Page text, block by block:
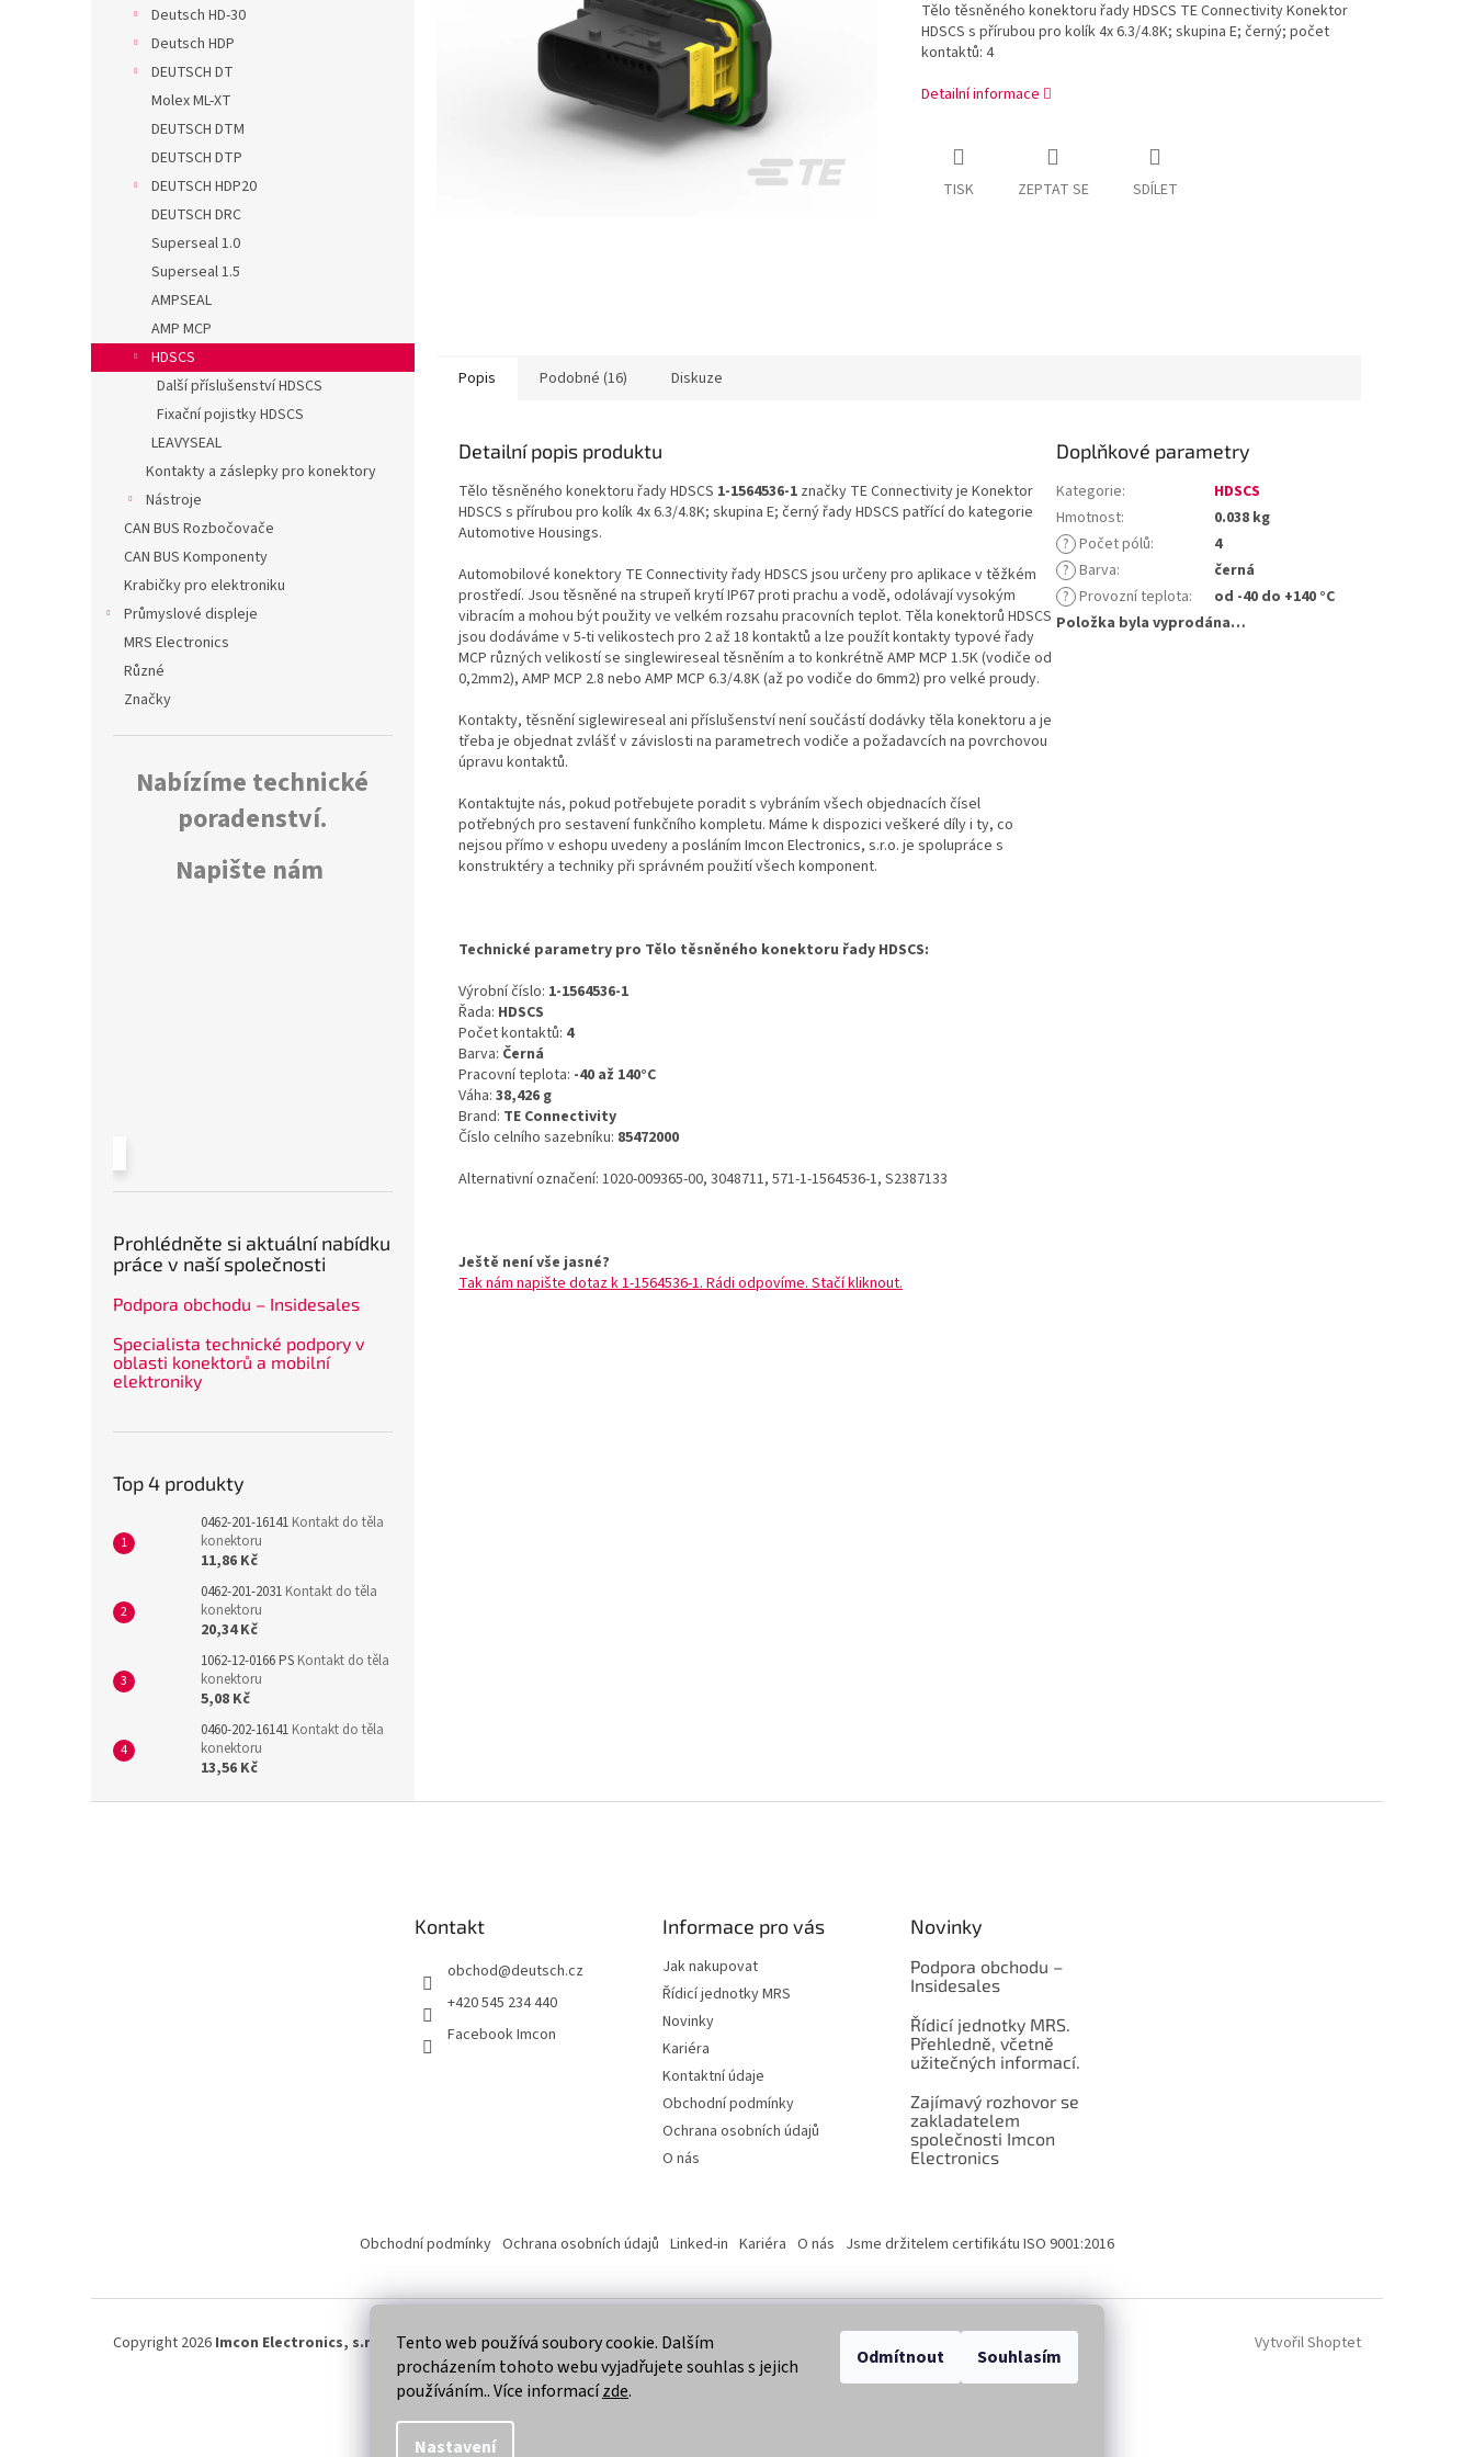
Tento web používá soubory cookie. Dalším
procházením tohoto webu vyjadřujete souhlas s jejich
používáním.. Více informacízde.
Nastavení
Odmítnout Souhlasím
Deutsch HD-30
Deutsch HDP
DEUTSCH DT
Molex ML-XT
DEUTSCH DTM
DEUTSCH DTP
DEUTSCH HDP20
DEUTSCH DRC
Superseal 1.0
Superseal 1.5
AMPSEAL
AMP MCP
HDSCS
Další příslušenství HDSCS
Fixační pojistky HDSCS
LEAVYSEAL
Kontakty a záslepky pro konektory
Nástroje
CAN BUS Rozbočovače
CAN BUS Komponenty
Krabičky pro elektroniku
Průmyslové displeje
MRS Electronics
Různé
Značky
Nabízíme technické
poradenství.
Napište nám
Prohlédněte si aktuální nabídku
práce v naší společnosti
Podpora obchodu – Insidesales
Specialista technické podpory v
oblasti konektorů a mobilní
elektroniky
Top 4 produkty
0462-201-16141 Kontakt do těla
konektoru
11,86 Kč
0462-201-2031 Kontakt do těla
konektoru
20,34 Kč
1062-12-0166 PS Kontakt do těla
konektoru
5,08 Kč
0460-202-16141 Kontakt do těla
konektoru
13,56 Kč
Tělo těsněného konektoru řady HDSCS TE Connectivity Konektor
HDSCS s přírubou pro kolík 4x 6.3/4.8K; skupina E; černý; počet
kontaktů: 4
Detailní informace
TISK ZEPTAT SE SDÍLET
Popis Podobné (16) Diskuze
Detailní popis produktu
Tělo těsněného konektoru řady HDSCS 1-1564536-1 značky TE Connectivity je Konektor
HDSCS s přírubou pro kolík 4x 6.3/4.8K; skupina E; černý řady HDSCS patřící do kategorie
Automotive Housings.
Automobilové konektory TE Connectivity řady HDSCS jsou určeny pro aplikace v těžkém
prostředí. Jsou těsněné na strupeň krytí IP67 proti prachu a vodě, odolávají vysokým
vibracím a mohou být použity ve velkém rozsahu pracovních teplot. Těla konektorů HDSCS
jsou dodáváme v 5-ti velikostech pro 2 až 18 kontaktů a lze použít kontakty typové řady
MCP různých velikostí se singlewireseal těsněním a to konkrétně AMP MCP 1.5K (vodiče od
0,2mm2), AMP MCP 2.8 nebo AMP MCP 6.3/4.8K (až po vodiče do 6mm2) pro velké proudy.
Kontakty, těsnění siglewireseal ani příslušenství není součástí dodávky těla konektoru a je
třeba je objednat zvlášť v závislosti na parametrech vodiče a požadavcích na povrchovou
úpravu kontaktů.
Kontaktujte nás, pokud potřebujete poradit s vybráním všech objednacích čísel
potřebných pro sestavení funkčního kompletu. Máme k dispozici veškeré díly i ty, co
nejsou přímo v eshopu uvedeny a posláním Imcon Electronics, s.r.o. je spolupráce s
konstruktéry a techniky při správném použití všech komponent.
Technické parametry pro Tělo těsněného konektoru řady HDSCS:
Výrobní číslo: 1-1564536-1
Řada: HDSCS
Počet kontaktů: 4
Barva: Černá
Pracovní teplota: -40 až 140°C
Váha: 38,426 g
Brand: TE Connectivity
Číslo celního sazebníku: 85472000
Alternativní označení: 1020-009365-00, 3048711, 571-1-1564536-1, S2387133
Ještě není vše jasné?
Tak nám napište dotaz k 1-1564536-1. Rádi odpovíme. Stačí kliknout.
Doplňkové parametry
Kategorie:
HDSCS
Hmotnost:
0.038 kg
? Počet pólů:
4
? Barva:
černá
? Provozní teplota:
od -40 do +140 °C
Položka byla vyprodána…
Kontakt
obchod@deutsch.cz
+420 545 234 440
Facebook Imcon
Informace pro vás
Jak nakupovat
Řídicí jednotky MRS
Novinky
Kariéra
Kontaktní údaje
Obchodní podmínky
Ochrana osobních údajů
O nás
Novinky
Podpora obchodu –
Insidesales
Řídicí jednotky MRS.
Přehledně, včetně
užitečných informací.
Zajímavý rozhovor se
zakladatelem
společnosti Imcon
Electronics
Obchodní podmínky Ochrana osobních údajů Linked-in Kariéra O nás Jsme držitelem certifikátu ISO 9001:2016
Vytvořil Shoptet
Copyright 2026 Imcon Electronics, s.r.o. . Všechna práva vyhrazena.